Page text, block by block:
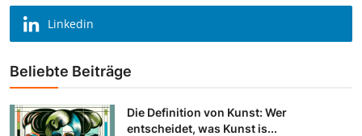
Linkedin
Beliebte Beiträge
Die Definition von Kunst: Wer
entscheidet, was Kunst is...